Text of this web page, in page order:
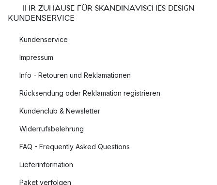
IHR ZUHAUSE FÜR SKANDINAVISCHES DESIGN
KUNDENSERVICE
Kundenservice
Impressum
Info - Retouren und Reklamationen
Rücksendung oder Reklamation registrieren
Kundenclub & Newsletter
Widerrufsbelehrung
FAQ - Frequently Asked Questions
Lieferinformation
Paket verfolgen